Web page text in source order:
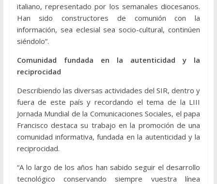
italiano, representado por los semanales diocesanos.
Han sido constructores de comunión con la
información, sea eclesial sea socio-cultural, continúen
siéndolo”.
Comunidad fundada en la autenticidad y la
reciprocidad
Describiendo las diversas actividades del SIR, dentro y
fuera de este país y recordando el tema de la LIII
Jornada Mundial de la Comunicaciones Sociales, el papa
Francisco destaca su trabajo en la promoción de una
comunidad informativa, fundada en la autenticidad y la
reciprocidad.
“A lo largo de los años han sabido seguir el desarrollo
tecnológico conservando siempre vuestra línea